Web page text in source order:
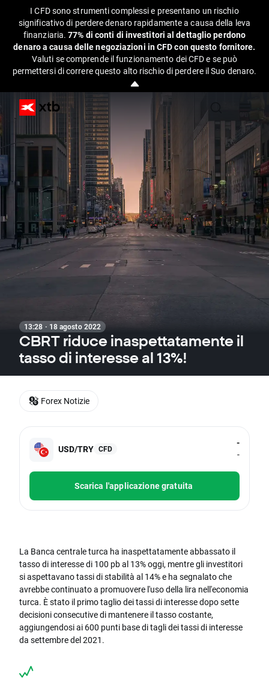
I CFD sono strumenti complessi e presentano un rischio
significativo di perdere denaro rapidamente a causa della leva
finanziaria.77% di conti di investitori al dettaglio perdono
denaro a causa delle negoziazioni in CFD con questo fornitore.
Valuti se comprende il funzionamento dei CFD e se può
permettersi di correre questo alto rischio di perdere il Suo denaro.
13:28 · 18 agosto 2022
CBRT riduce inaspettatamente il
tasso di interesse al 13%!
USD/TRY CFD
-
-
Scarica l'applicazione gratuita
La Banca centrale turca ha inaspettatamente abbassato il
tasso di interesse di 100 pb al 13% oggi, mentre gli investitori
si aspettavano tassi di stabilità al 14% e ha segnalato che
avrebbe continuato a promuovere l'uso della lira nell'economia
turca. È stato il primo taglio dei tassi di interesse dopo sette
decisioni consecutive di mantenere il tasso costante,
aggiungendosi ai 600 punti base di tagli dei tassi di interesse
da settembre del 2021.
Forex Notizie